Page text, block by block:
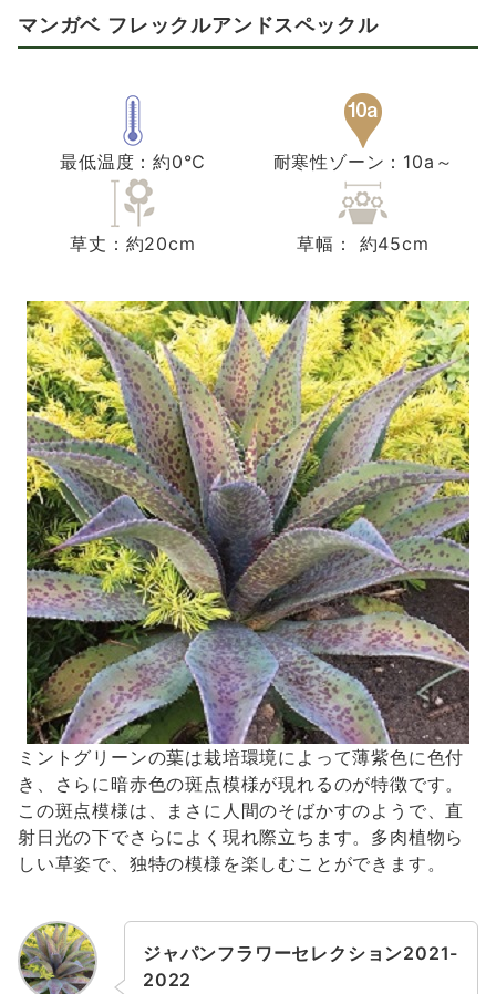
マンガベ フレックルアンドスペックル
最低温度：約0℃ 耐寒性ゾーン：10a～
草丈：約20cm 草幅： 約45cm
ミントグリーンの葉は栽培環境によって薄紫色に色付
き、さらに暗赤色の斑点模様が現れるのが特徴です。
この斑点模様は、まさに人間のそばかすのようで、直
射日光の下でさらによく現れ際立ちます。多肉植物ら
しい草姿で、独特の模様を楽しむことができます。
ジャパンフラワーセレクション2021-
2022